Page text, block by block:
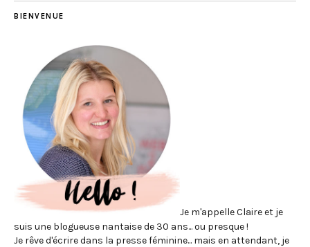
BIENVENUE
Je m'appelle Claire et je
suis une blogueuse nantaise de 30 ans... ou presque !
Je rêve d'écrire dans la presse féminine... mais en attendant, je